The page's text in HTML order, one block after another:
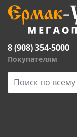
8 (908) 354-5000
Покупателям